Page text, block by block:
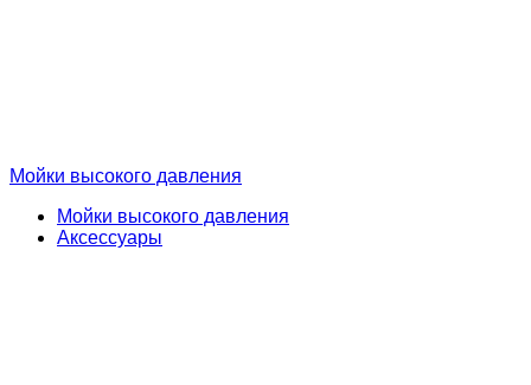
Мойки высокого давления
Мойки высокого давления
Аксессуары